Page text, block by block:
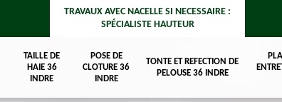
TRAVAUX AVEC NACELLE SI NECESSAIRE :
SPÉCIALISTE HAUTEUR
TAILLE DE
HAIE 36
INDRE
POSE DE
CLOTURE 36
INDRE
TONTE ET REFECTION DE
PELOUSE 36 INDRE